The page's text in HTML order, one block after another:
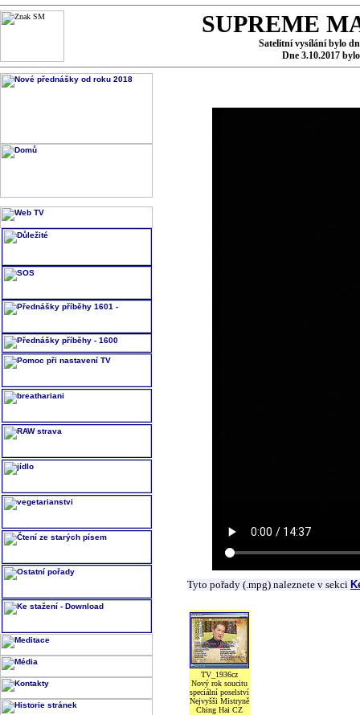
SUPREME
Satelitní vysílání bylo
Dne 3.10.2017
Tyto pořady (.mpg) naleznete v sekci
TV_1936cz
Nový rok soucitu
speciální poselství
Nejvyšši Mistryně
Ching Hai CZ